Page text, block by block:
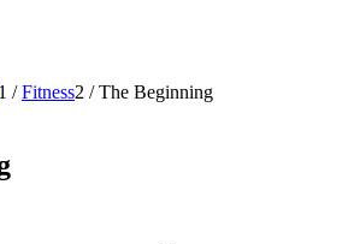
1 / Fitness2 / The Beginning